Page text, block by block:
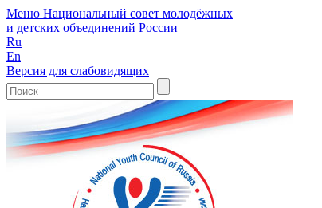
Меню Национальный совет молодёжных
и детских объединений России
Ru
En
Версия для слабовидящих